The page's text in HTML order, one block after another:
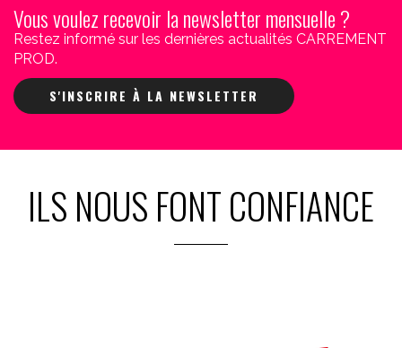
Vous voulez recevoir la newsletter mensuelle ?
Restez informé sur les dernières actualités CARREMENT
PROD.
S'INSCRIRE À LA NEWSLETTER
ILS NOUS FONT CONFIANCE